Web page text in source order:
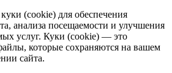
(cookie) для обеспечения
анализа посещаемости и улучшения
услуг. Куки (cookie) — это
которые сохраняются на вашем
сайта.